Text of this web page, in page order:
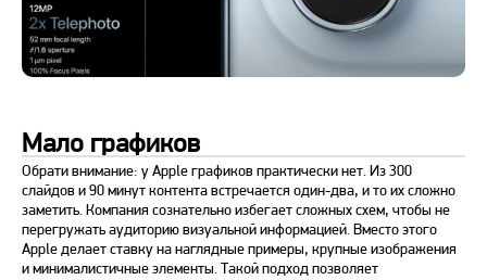
Мало графиков
Обрати внимание: у Apple графиков практически нет. Из 300
слайдов и 90 минут контента встречается один-два, и то их сложно
заметить. Компания сознательно избегает сложных схем, чтобы не
перегружать аудиторию визуальной информацией. Вместо этого
Apple делает ставку на наглядные примеры, крупные изображения
и минималистичные элементы. Такой подход позволяет